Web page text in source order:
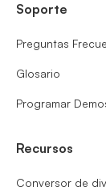
Soporte
Preguntas
Glosario
Programar
Recursos
Conversor de